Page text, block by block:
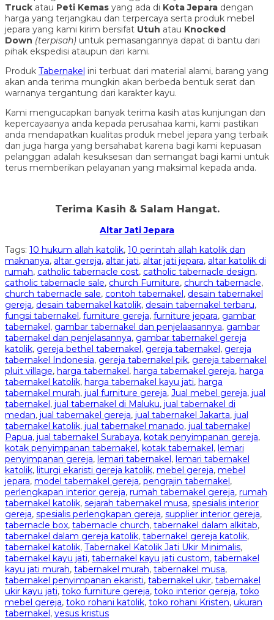
Truck atau Peti Kemas yang ada di Kota Jepara dengan
harga yang terjangkau dan terpercaya serta produk mebel
jepara yang kami kirim bersifat Utuh atau Knocked
Down (terpisah) untuk pemasangannya dapat di bantu dari
pihak ekspedisi ataupun dari kami.
Produk Tabernakel ini terbuat dari material alami, barang yang
akan anda terima mungkin akan berbeda bentuk serat dan
warnanya tergantung dari karakter kayu.
Kami mengucapkan banyak terima kasih atas kunjungan dan
kepercayaanya anda kepada perusahaa kami, kami pastikan
anda mendapatkan kualitas produk mebel jepara yang terbaik
dan juga harga yang bersahabat karena bagi kami kepuasan
pelanggan adalah kesuksesan dan semangat bagi kami untuk
terus memberikan pelayanan yang maksimal kepada anda.
Terima Kasih & Salam Hangat.
Altar Jati Jepara
Tags: 10 hukum allah katolik, 10 perintah allah katolik dan
maknanya, altar gereja, altar jati, altar jati jepara, altar katolik di
rumah, catholic tabernacle cost, catholic tabernacle design,
catholic tabernacle sale, church Furniture, church tabernacle,
church tabernacle sale, contoh tabernakel , desain tabernakel
gereja, desain tabernakel katolik, desain tabernakel terbaru,
fungsi tabernakel , furniture gereja, furniture jepara, gambar
tabernakel , gambar tabernakel dan penjelaasannya, gambar
tabernakel dan penjelasannya, gambar tabernakel gereja
katolik, gereja bethel tabernakel , gereja tabernakel , gereja
tabernakel Indonesia, gereja tabernakel pik, gereja tabernakel
pluit village, harga tabernakel , harga tabernakel gereja, harga
tabernakel katolik, harga tabernakel kayu jati, harga
tabernakel murah, jual furniture gereja, Jual mebel gereja, jual
tabernakel , jual tabernakel di Maluku, jual tabernakel di
medan, jual tabernakel gereja, jual tabernakel Jakarta, jual
tabernakel katolik, jual tabernakel manado, jual tabernakel
Papua, jual tabernakel Surabaya, kotak penyimpanan gereja,
kotak penyimpanan tabernakel , kotak tabernakel , lemari
penyimpanan gereja, lemari tabernakel , lemari tabernakel
katolik, liturgi ekaristi gereja katolik, mebel gereja, mebel
jepara, model tabernakel gereja, pengrajin tabernakel ,
perlengkapan interior gereja, rumah tabernakel gereja, rumah
tabernakel katolik, sejarah tabernakel musa, spesialis interior
gereja, spesialis perlengkapan gereja, supplier interior gereja,
tabernacle box, tabernacle church, tabernakel dalam alkitab,
tabernakel dalam gereja katolik, tabernakel gereja katolik,
tabernakel katolik, Tabernakel Katolik Jati Ukir Minimalis,
tabernakel kayu jati, tabernakel kayu jati custom, tabernakel
kayu jati murah, tabernakel murah, tabernakel musa,
tabernakel penyimpanan ekaristi, tabernakel ukir, tabernakel
ukir kayu jati, toko furniture gereja, toko interior gereja, toko
mebel gereja, toko rohani katolik, toko rohani Kristen, ukuran
tabernakel , yesus kristus